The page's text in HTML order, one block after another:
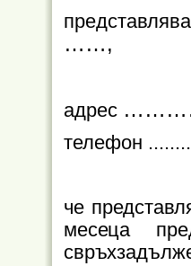
……,
адрес
телефон
че
месеца